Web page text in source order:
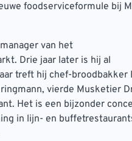
foodserviceformule bij
van het
Drie jaar later is hij al
treft hij chef-broodbakker
vierde Musketier
Het is een bijzonder
in lijn- en